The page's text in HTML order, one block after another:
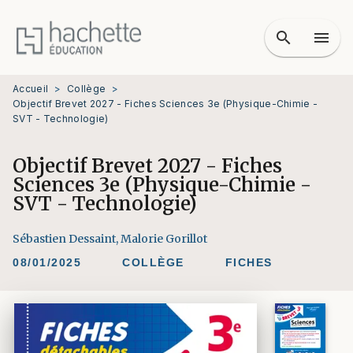
MENU RECHERCHE
PIED DE PAGE
search menu
Accueil > Collège
>
Objectif Brevet 2027 - Fiches Sciences 3e (Physique-Chimie -
SVT - Technologie)
Objectif Brevet 2027 - Fiches
Sciences 3e (Physique-Chimie -
SVT - Technologie)
Sébastien Dessaint,Malorie Gorillot
08/01/2025 COLLÈGE FICHES